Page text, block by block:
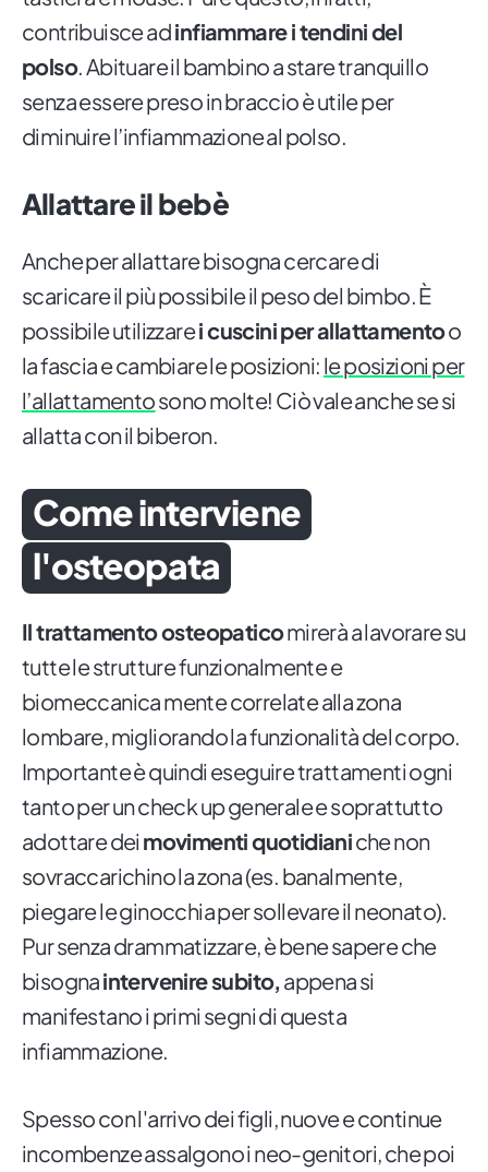
contribuisce adinfiammare i tendini del
polso. Abituare il bambino a stare tranquillo
senza essere preso in braccio è utile per
diminuire l’infiammazione al polso.
Allattare il bebè
Anche per allattare bisogna cercare di
scaricare il più possibile il peso del bimbo. È
possibile utilizzarei cuscini per allattamentoo
la fascia e cambiare le posizioni: le posizioni per
l’allattamentosono molte! Ciò vale anche se si
allatta con il biberon.
Come interviene
l'osteopata
Il trattamento osteopaticomirerà a lavorare su
tutte le strutture funzionalmente e
biomeccanica mente correlate alla zona
lombare, migliorando la funzionalità del corpo.
Importante è quindi eseguire trattamenti ogni
tanto per un check up generale e soprattutto
adottare dei movimenti quotidianiche non
sovraccarichino la zona (es. banalmente,
piegare le ginocchia per sollevare il neonato).
Pur senza drammatizzare, è bene sapere che
bisognaintervenire subito, appena si
manifestano i primi segni di questa
infiammazione.
Spesso con l'arrivo dei figli, nuove e continue
incombenze assalgono i neo-genitori, che poi